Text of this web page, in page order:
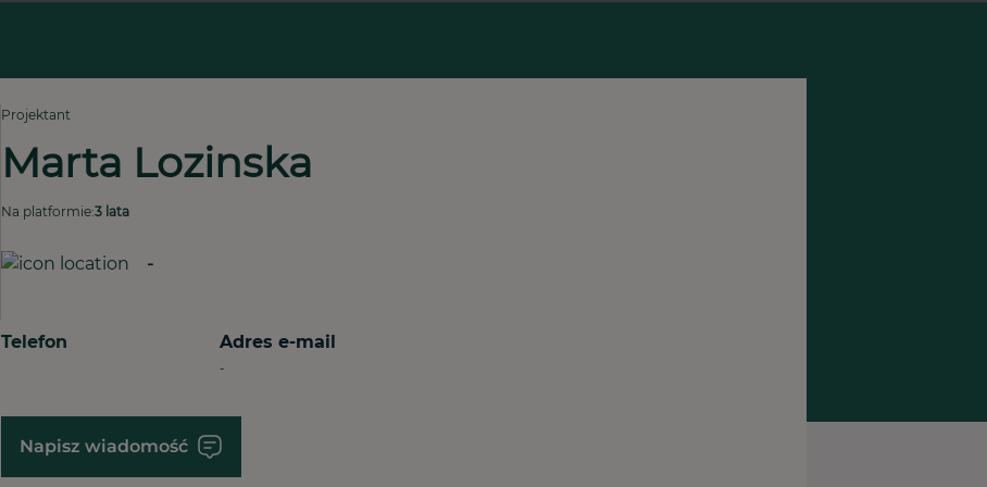
Projektant
Marta Lozinska
Na platformie:3 lata
-
Telefon Adres e-mail
-
Napisz wiadomość